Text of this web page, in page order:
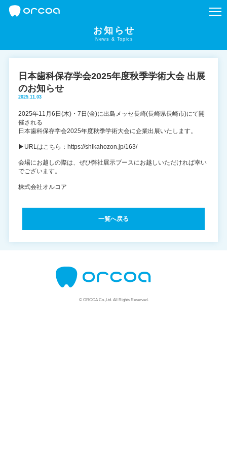
お知らせ
News & Topics
日本歯科保存学会2025年度秋季学術大会 出展
のお知らせ
2025.11.03
2025年11月6日(木)・7日(金)に出島メッセ長崎(長崎県長崎市)にて開
催される
日本歯科保存学会2025年度秋季学術大会に企業出展いたします。
▶ URLはこちら：https://shikahozon.jp/163/
会場にお越しの際は、ぜひ弊社展示ブースにお越しいただければ幸い
でございます。
株式会社オルコア
一覧へ戻る
© ORCOA Co.,Ltd. All Rights Reserved.